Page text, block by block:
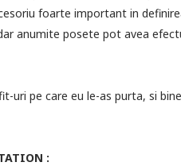
foarte important in
anumite posete pot avea
uri pe care eu le-as purta, si
: